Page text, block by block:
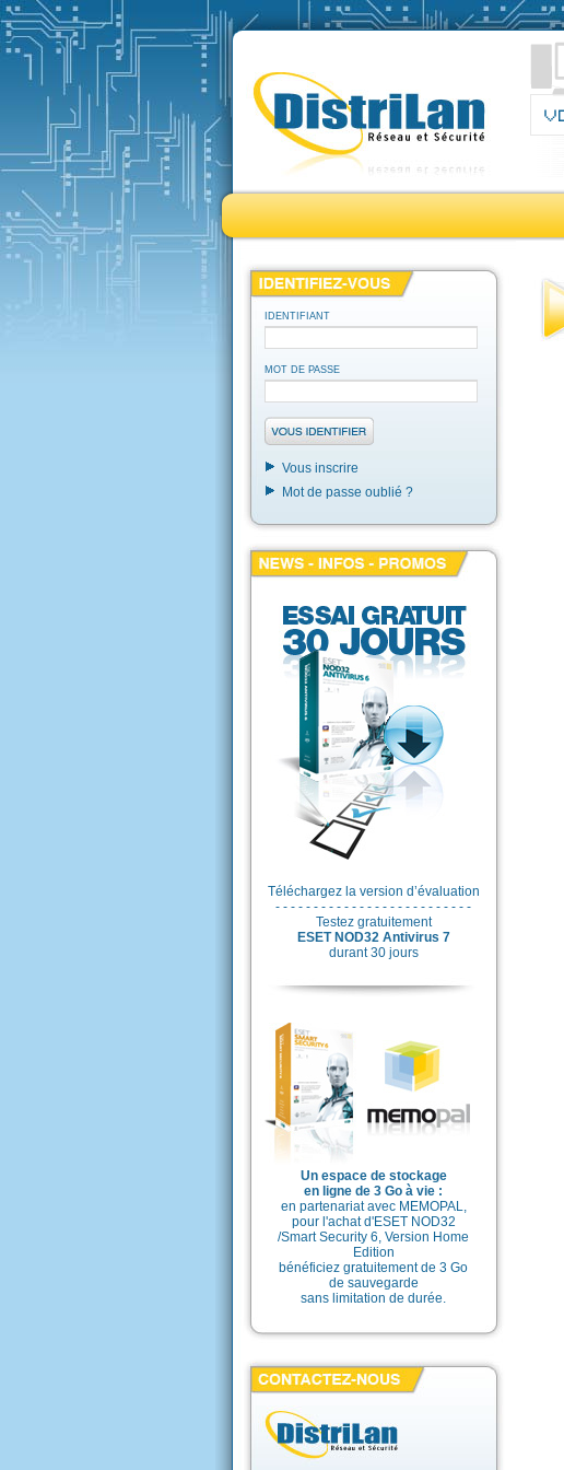
IDENTIFIANT
MOT DE PASSE
Vous inscrire
Mot de passe oublié ?
Téléchargez la version d’évaluation
- - - - - - - - - - - - - - - - - - - - - - - - - -
Testez gratuitement
ESET NOD32 Antivirus 7
durant 30 jours
Un espace de stockage
en ligne de 3 Go à vie :
en partenariat avec MEMOPAL,
pour l'achat d'ESET NOD32
/Smart Security 6, Version Home
Edition
bénéficiez gratuitement de 3 Go
de sauvegarde
sans limitation de durée.